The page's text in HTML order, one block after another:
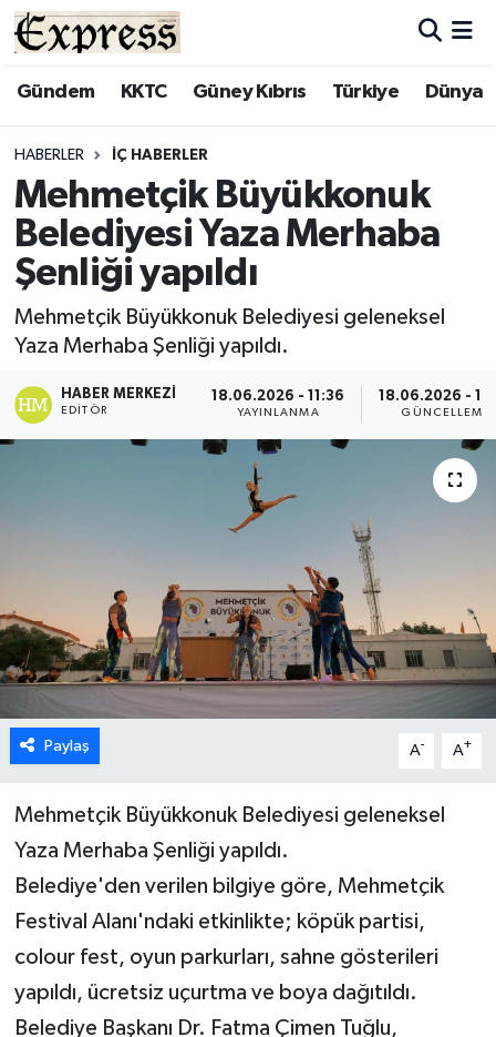
Gündem KKTC Güney Kıbrıs Türkiye Dünya
HABERLER İÇ HABERLER
Mehmetçik Büyükkonuk
Belediyesi Yaza Merhaba
Şenliği yapıldı
Mehmetçik Büyükkonuk Belediyesi geleneksel
Yaza Merhaba Şenliği yapıldı.
HABER MERKEZI
EDITÖR
18.06.2026 - 11:36
YAYINLANMA
18.06.2026 -
GÜNCELLEME
Paylaş A- A+
Mehmetçik Büyükkonuk Belediyesi geleneksel
Yaza Merhaba Şenliği yapıldı.
Belediye'den verilen bilgiye göre, Mehmetçik
Festival Alanı'ndaki etkinlikte; köpük partisi,
colour fest, oyun parkurları, sahne gösterileri
yapıldı, ücretsiz uçurtma ve boya dağıtıldı.
Belediye Başkanı Dr. Fatma Çimen Tuğlu,
ALAYKÖY
BİLİM
ÇATALKÖY
DÜNYA
GAZİMAĞUSA
GİRNE
GÜNDEM
GÜNEY KIBRIS
İÇ HABERLER
KÜLTÜR SANAT
LAPTA
LEFKOŞA
Hava Durumu
Süper Lig Puan Durumu ve Fikstür
Tüm Manşetler
Son Dakika Haberleri